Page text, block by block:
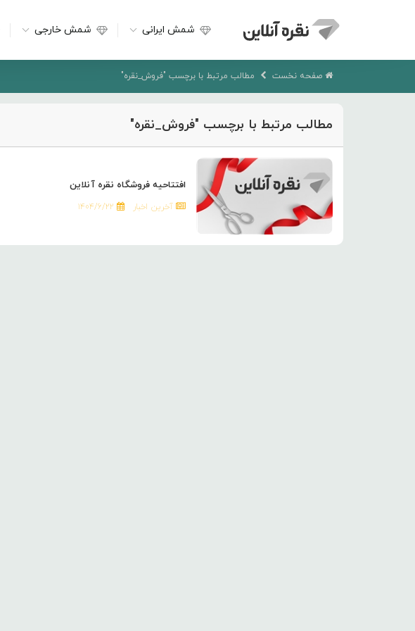
شمش ایرانی شمش خارجی
صفحه نخست مطالب مرتبط با برچسب "فروش_نقره"
مطالب مرتبط با برچسب "فروش_نقره"
افتتاحیه فروشگاه نقره آنلاین
آخرین اخبار ۱۴۰۴/۶/۲۲